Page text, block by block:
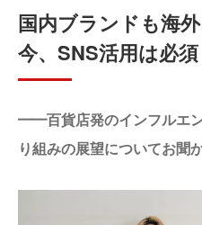
国内ブランドも海
今、SNS活用は必須
━━百貨店発のインフルエ
り組みの展望についてお聞